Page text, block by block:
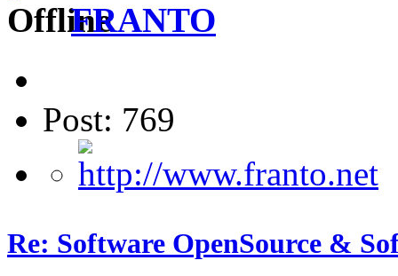
FRANTO
Post: 769
Re: Software OpenSource &